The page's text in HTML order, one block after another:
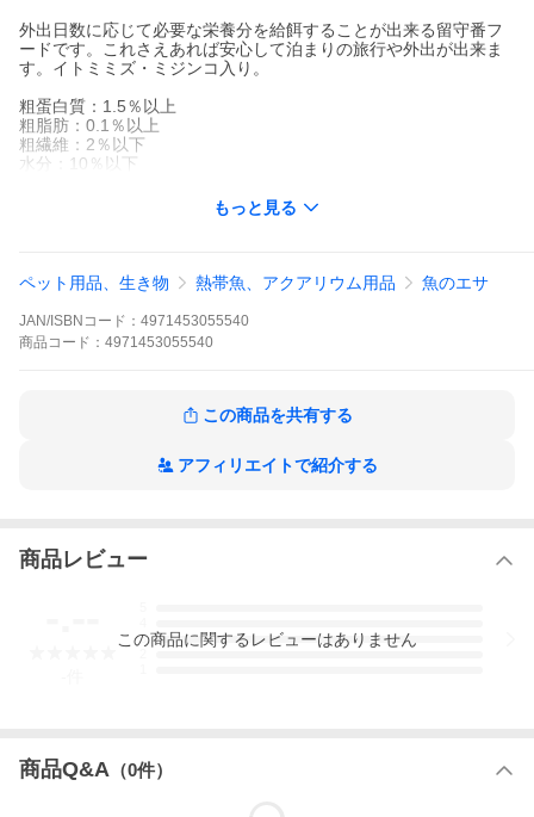
外出日数に応じて必要な栄養分を給餌することが出来る留守番フ
ードです。これさえあれば安心して泊まりの旅行や外出が出来ま
す。イトミミズ・ミジンコ入り。
粗蛋白質：1.5％以上
粗脂肪：0.1％以上
粗繊維：2％以下
水分：10％以下
もっと見る
ペット用品、生き物 熱帯魚、アクアリウム用品 魚のエサ
JAN/ISBNコード： 4971453055540
商品 コード： 4971453055540
この商品を共有する
アフィリエイトで紹介する
商品レビュー
3
この商品に関するレビューはありません
商品Q&A （0件）